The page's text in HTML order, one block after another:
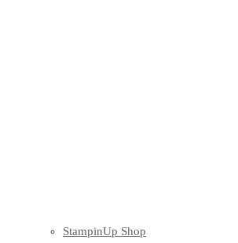
StampinUp Shop